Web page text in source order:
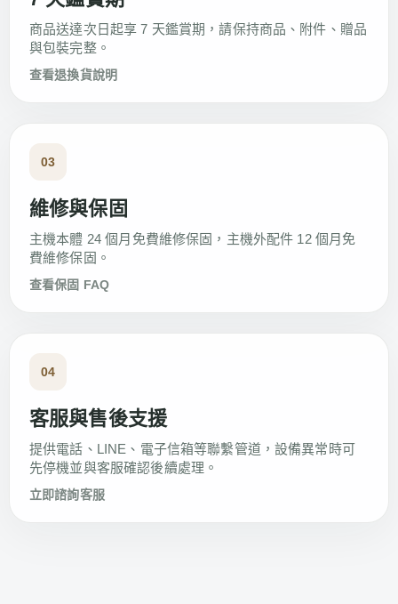
商品送達次日起享 7 天鑑賞期，請保持商品、附件、贈品
與包裝完整。
查看退換貨說明
03
維修與保固
主機本體 24 個月免費維修保固，主機外配件 12 個月免
費維修保固。
查看保固 FAQ
04
客服與售後支援
提供電話、LINE、電子信箱等聯繫管道，設備異常時可
先停機並與客服確認後續處理。
立即諮詢客服